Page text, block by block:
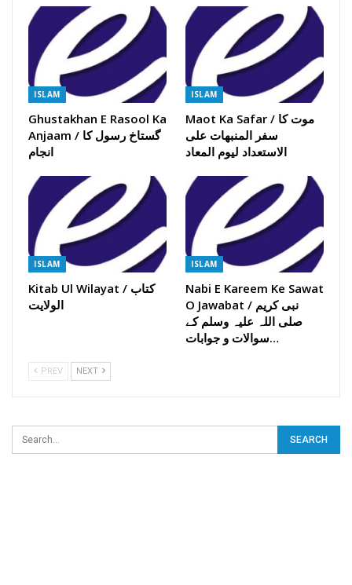
ISLAM
Ghustakhan E Rasool Ka
Anjaam / گستاخ رسول کا
انجام
ISLAM
Maot Ka Safar / موت کا
سفر المنبھات علی
الاستعداد لیوم المعاد
ISLAM
Kitab Ul Wilayat / کتاب
الولایت
ISLAM
Nabi E Kareem Ke Sawat
O Jawabat / نبی کریم
صلی اللہ علیہ وسلم کے
سوالات و جوابات…
PREV NEXT